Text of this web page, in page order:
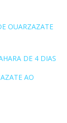
OUARZAZATE
DE 4 DIAS
AO